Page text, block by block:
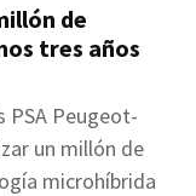
de
tres años
PSA Peugeot-
un millón de
microhíbrida